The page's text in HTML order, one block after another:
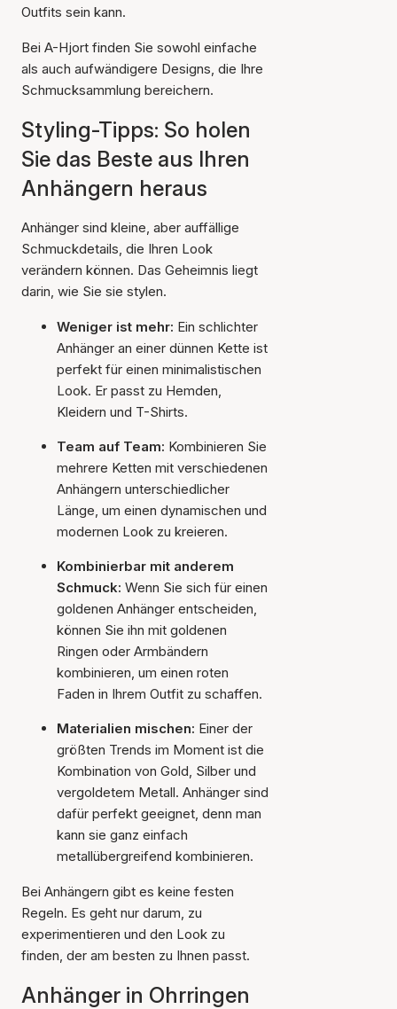
Outfits sein kann.
Bei A-Hjort finden Sie sowohl einfache
als auch aufwändigere Designs, die Ihre
Schmucksammlung bereichern.
Styling-Tipps: So holen
Sie das Beste aus Ihren
Anhängern heraus
Anhänger sind kleine, aber auffällige
Schmuckdetails, die Ihren Look
verändern können. Das Geheimnis liegt
darin, wie Sie sie stylen.
Weniger ist mehr: Ein schlichter
Anhänger an einer dünnen Kette ist
perfekt für einen minimalistischen
Look. Er passt zu Hemden,
Kleidern und T-Shirts.
Team auf Team: Kombinieren Sie
mehrere Ketten mit verschiedenen
Anhängern unterschiedlicher
Länge, um einen dynamischen und
modernen Look zu kreieren.
Kombinierbar mit anderem
Schmuck: Wenn Sie sich für einen
goldenen Anhänger entscheiden,
können Sie ihn mit goldenen
Ringen oder Armbändern
kombinieren, um einen roten
Faden in Ihrem Outfit zu schaffen.
Materialien mischen: Einer der
größten Trends im Moment ist die
Kombination von Gold, Silber und
vergoldetem Metall. Anhänger sind
dafür perfekt geeignet, denn man
kann sie ganz einfach
metallübergreifend kombinieren.
Bei Anhängern gibt es keine festen
Regeln. Es geht nur darum, zu
experimentieren und den Look zu
finden, der am besten zu Ihnen passt.
Anhänger in Ohrringen